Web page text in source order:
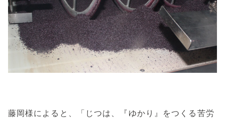
藤岡様によると、「じつは、『ゆかり』をつくる苦労